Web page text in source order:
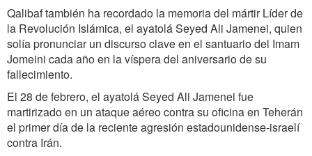
Qalibaf también ha recordado la memoria del mártir Líder de
la Revolución Islámica, el ayatolá Seyed Ali Jamenei, quien
solía pronunciar un discurso clave en el santuario del Imam
Jomeini cada año en la víspera del aniversario de su
fallecimiento.
El 28 de febrero, el ayatolá Seyed Ali Jamenei fue
martirizado en un ataque aéreo contra su oficina en Teherán
el primer día de la reciente agresión estadounidense-israelí
contra Irán.